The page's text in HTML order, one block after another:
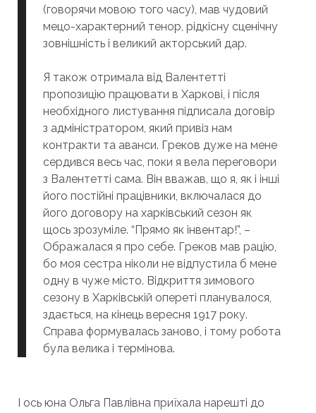
(говорячи мовою того часу), мав чудовий
мецо-характерний тенор, рідкісну сценічну
зовнішність і великий акторський дар.
Я також отримала від Валентетті
пропозицію працювати в Харкові, і після
необхідного листування підписала договір
з адміністратором, який привіз нам
контракти та аванси. Греков дуже на мене
сердився весь час, поки я вела переговори
з Валентетті сама. Він вважав, що я, як і інші
його постійні працівники, включалася до
його договору на харківський сезон як
щось зрозуміле. “Прямо як інвентар!”, –
Ображалася я про себе. Греков мав рацію,
бо моя сестра ніколи не відпустила б мене
одну в чуже місто. Відкриття зимового
сезону в Харківській опереті планувалося,
здається, на кінець вересня 1917 року.
Справа формувалась заново, і тому робота
була велика і термінова.
І ось юна Ольга Павлівна приїхала нарешті до